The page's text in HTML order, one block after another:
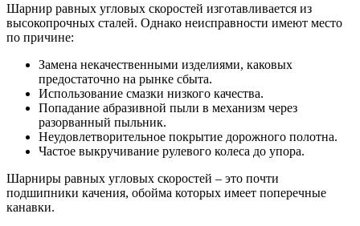
Шарнир равных угловых скоростей изготавливается из
высокопрочных сталей. Однако неисправности имеют место
по причине:
Замена некачественными изделиями, каковых
предостаточно на рынке сбыта.
Использование смазки низкого качества.
Попадание абразивной пыли в механизм через
разорванный пыльник.
Неудовлетворительное покрытие дорожного полотна.
Частое выкручивание рулевого колеса до упора.
Шарниры равных угловых скоростей – это почти
подшипники качения, обойма которых имеет поперечные
канавки.